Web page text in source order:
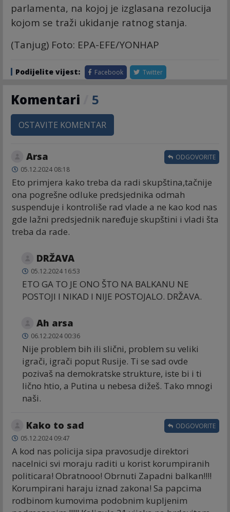
parlamenta, na kojoj je izglasana rezolucija
kojom se traži ukidanje ratnog stanja.
(Tanjug) Foto: EPA-EFE/YONHAP
Podijelite vijest: Facebook Twitter
Komentari 5
OSTAVITE KOMENTAR
Arsa
05.12.2024 08:18
Eto primjera kako treba da radi skupština,tačnije
ona pogrešne odluke predsjednika odmah
suspenduje i kontroliše rad vlade a ne kao kod nas
gde lažni predsjednik naređuje skupštini i vladi šta
treba da rade.
ODGOVORITE
DRŽAVA
05.12.2024 16:53
ETO GA TO JE ONO ŠTO NA BALKANU NE
POSTOJI I NIKAD I NIJE POSTOJALO. DRŽAVA.
Ah arsa
06.12.2024 00:36
Nije problem bih ili slični, problem su veliki
igrači, igrači poput Rusije. Ti se sad ovde
pozivaš na demokratske strukture, iste bi i ti
lično htio, a Putina u nebesa dižeš. Tako mnogi
naši.
Kako to sad
05.12.2024 09:47
A kod nas policija sipa pravosudje direktori
nacelnici svi moraju raditi u korist korumpiranih
politicara! Obratnooo! Obrnuti Zapadni balkan!!!!
Korumpirani haraju iznad zakona! Sa papcima
rodbinom kumovima podobnim kupljenim
ODGOVORITE